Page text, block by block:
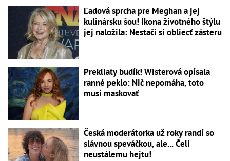
Ľadová sprcha pre Meghan a jej
kulinársku šou! Ikona životného štýlu
jej naložila: Nestačí si obliecť zásteru
Prekliaty budík! Wisterová opísala
ranné peklo: Nič nepomáha, toto
musí maskovať
Česká moderátorka už roky randí so
slávnou speváčkou, ale... Čelí
neustálemu hejtu!